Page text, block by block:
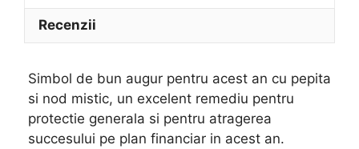
Recenzii
Simbol de bun augur pentru acest an cu pepita
si nod mistic, un excelent remediu pentru
protectie generala si pentru atragerea
succesului pe plan financiar in acest an.